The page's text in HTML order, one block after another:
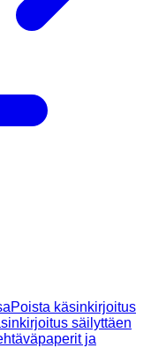
Poista käsinkirjoitus
säilyttäen
ja